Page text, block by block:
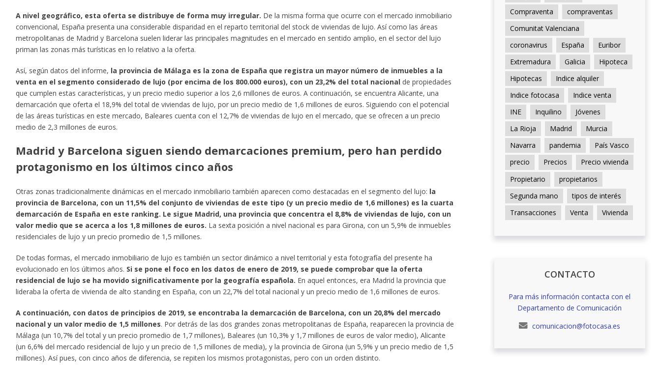
A nivel geográfico, esta oferta se distribuye de forma muy irregular. De la misma forma que ocurre con el mercado inmobiliario
convencional, España presenta una considerable disparidad en el reparto territorial del stock de viviendas de lujo. Así como las áreas
metropolitanas de Madrid y Barcelona suelen liderar las principales magnitudes en el mercado en sentido amplio, en el sector del lujo
priman las zonas más turísticas en lo relativo a la oferta.
Así, según datos del informe, la provincia de Málaga es la zona de España que registra un mayor número de inmuebles a la
venta en el segmento considerado de lujo (por encima de los 800.000 euros), con un 23,2% del total nacionalde propiedades
que cumplen estas características, y un precio medio superior a los 2,6 millones de euros. A continuación, se encuentra Alicante, una
demarcación que oferta el 18,9% del total de viviendas de lujo, por un precio medio de 1,6 millones de euros. Siguiendo con el potencial
de las áreas turísticas en este mercado, Baleares cuenta con el 12,7% de viviendas de lujo en el mercado, que se ofrecen a un precio
medio de 2,3 millones de euros.
Madrid y Barcelona siguen siendo demarcaciones premium, pero han perdido
protagonismo en los últimos cinco años
Otras zonas tradicionalmente dinámicas en el mercado inmobiliario también aparecen como destacadas en el segmento del lujo: la
provincia de Barcelona, con un 11,5% del conjunto de viviendas de este tipo (y un precio medio de 1,6 millones) es la cuarta
demarcación de España en este ranking. Le sigue Madrid, una provincia que concentra el 8,8% de viviendas de lujo, con un
valor medio que se acerca a los 1,8 millones de euros. La sexta posición a nivel nacional es para Girona, con un 5,9% de inmuebles
residenciales de lujo y un precio promedio de 1,5 millones.
De todas formas, el mercado inmobiliario de lujo es también un sector dinámico a nivel territorial y esta fotografía del presente ha
evolucionado en los últimos años. Si se pone el foco en los datos de enero de 2019, se puede comprobar que la oferta
residencial de lujo se ha movido significativamente por la geografía española. En aquel entonces, era Madrid la provincia que
lideraba la oferta de vivienda de alto standing en España, con un 22,7% del total nacional y un precio medio de 1,6 millones de euros.
A continuación, con datos de principios de 2019, se encontraba la demarcación de Barcelona, con un 20,8% del mercado
nacional y un valor medio de 1,5 millones. Por detrás de las dos grandes zonas metropolitanas de España, reaparecen la provincia de
Málaga (un 10,7% del total y un precio promedio de 1,7 millones), Baleares (un 10,3% y 1,7 millones de euros de valor medio), Alicante
(un 6,6% del mercado residencial de lujo y un precio de 1,5 millones de media), y la provincia de Girona (un 5,9% y un precio medio de 1,5
millones). Así pues, con cinco años de diferencia, se repiten los mismos protagonistas, pero con un orden distinto.
Compraventa
compraventas
Comunitat Valenciana
coronavirus
España
Euribor
Extremadura
Galicia
Hipoteca
Hipotecas
Indice alquiler
Indice fotocasa
Indice venta
INE
Inquilino
Jóvenes
La Rioja
Madrid
Murcia
Navarra
pandemia
País Vasco
precio
Precios
Precio vivienda
Propietario
propietarios
Segunda mano
tipos de interés
Transacciones
Venta Vivienda
CONTACTO
Para más información contacta con el
Departamento de Comunicación
comunicacion@fotocasa.es